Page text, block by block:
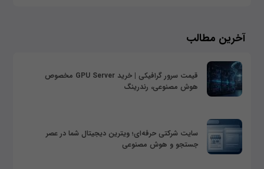
آخرین مطالب
قیمت سرور گرافیکی | خرید GPU Server مخصوص
هوش مصنوعی، رندرینگ
سایت شرکتی حرفه‌ای؛ ویترین دیجیتال شما در عصر
جستجو و هوش مصنوعی